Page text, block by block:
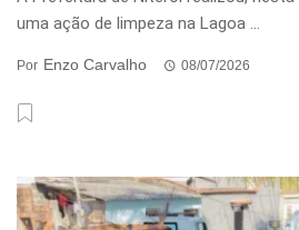
uma ação de limpeza na Lagoa ...
Por Enzo Carvalho 08/07/2026